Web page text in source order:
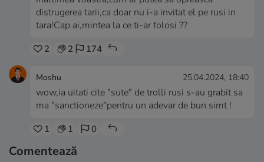
distrugerea tarii,ca doar nu i-a invitat el pe rusi in
tara!Cap ai,mintea la ce ti-ar folosi ??
2 2 174
Moshu 25.04.2024, 18:40
wow,ia uitati cite "sute" de trolli rusi s-au grabit sa
ma "sanctioneze"pentru un adevar de bun simt !
1 1 0
Comentează